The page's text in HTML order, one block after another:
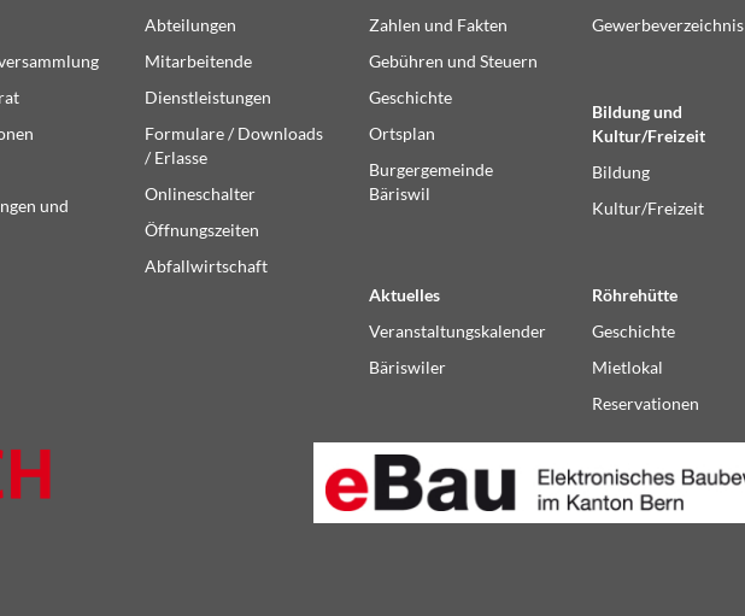
und
Abteilungen
Mitarbeitende
Dienstleistungen
Formulare / Downloads
/ Erlasse
Onlineschalter
Öffnungszeiten
Abfallwirtschaft
Zahlen und Fakten
Gebühren und Steuern
Geschichte
Ortsplan
Burgergemeinde
Bäriswil
Gewerbeverzeichnis
Bildung und
Kultur/Freizeit
Bildung
Kultur/Freizeit
Aktuelles
Veranstaltungskalender
Bäriswiler
Röhrehütte
Geschichte
Mietlokal
Reservationen